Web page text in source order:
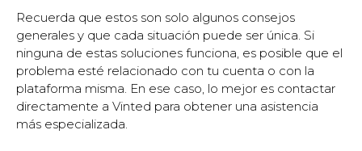
Recuerda que estos son solo algunos consejos
generales y que cada situación puede ser única. Si
ninguna de estas soluciones funciona, es posible que el
problema esté relacionado con tu cuenta o con la
plataforma misma. En ese caso, lo mejor es contactar
directamente a Vinted para obtener una asistencia
más especializada.